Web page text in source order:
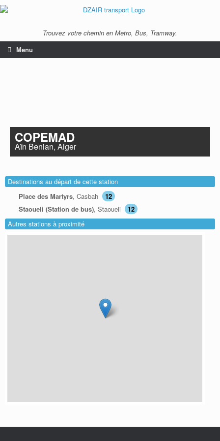
Trouvez votre chemin en Metro, Bus, Tramway.
Menu
COPEMAD
Aïn Benian, Alger
Destinations au départ de cette station
Place des Martyrs, Casbah
12
Staoueli (Station de bus), Staoueli
12
Autres stations à proximité